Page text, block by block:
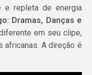
e repleta de energia
Dramas, Danças e
em seu clipe,
africanas. A direção é